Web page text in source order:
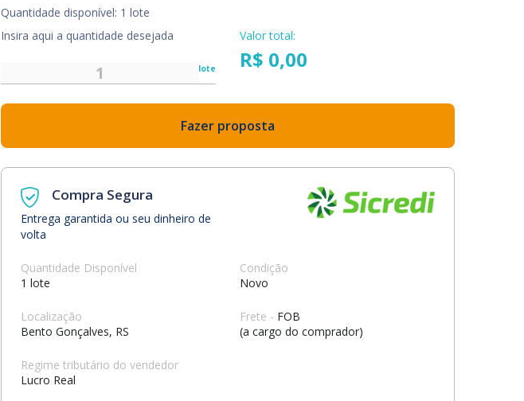
Quantidade disponível: 1 lote
Insira aqui a quantidade desejada
lote
Valor total:
R$ 0,00
Fazer proposta
Compra Segura
Entrega garantida ou seu dinheiro de
volta
Quantidade Disponível
1 lote
Localização
Bento Gonçalves, RS
Condição
Novo
Frete - FOB
(a cargo do comprador)
Regime tributário do vendedor
Lucro Real